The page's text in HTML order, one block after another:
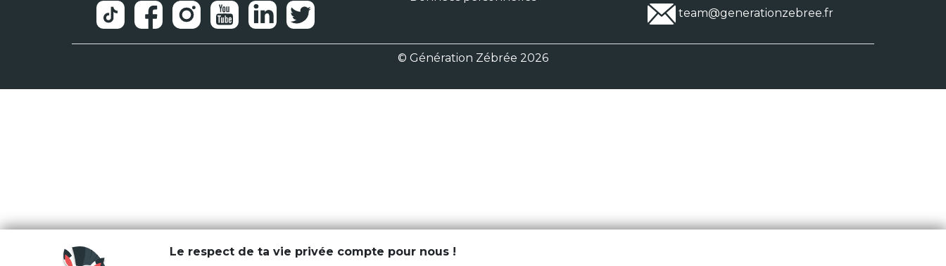
team@generationzebree.fr
© Génération Zébrée 2026
Le respect de ta vie privée compte pour nous !